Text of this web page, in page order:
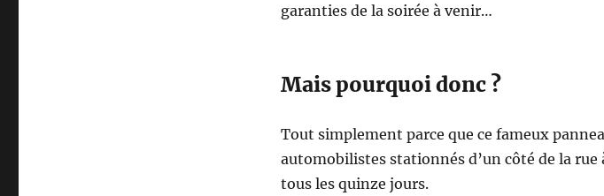
garanties de la soirée à venir…
Mais pourquoi donc ?
Tout simplement parce que ce fameux
automobilistes stationnés d’un côté de la rue
tous les quinze jours.